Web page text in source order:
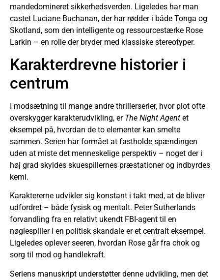
mandedomineret sikkerhedsverden. Ligeledes har man
castet Luciane Buchanan, der har rødder i både Tonga og
Skotland, som den intelligente og ressourcestærke Rose
Larkin – en rolle der bryder med klassiske stereotyper.
Karakterdrevne historier i
centrum
I modsætning til mange andre thrillerserier, hvor plot ofte
overskygger karakterudvikling, er The Night Agent et
eksempel på, hvordan de to elementer kan smelte
sammen. Serien har formået at fastholde spændingen
uden at miste det menneskelige perspektiv – noget der i
høj grad skyldes skuespillernes præstationer og indbyrdes
kemi.
Karaktererne udvikler sig konstant i takt med, at de bliver
udfordret – både fysisk og mentalt. Peter Sutherlands
forvandling fra en relativt ukendt FBI-agent til en
nøglespiller i en politisk skandale er et centralt eksempel.
Ligeledes oplever seeren, hvordan Rose går fra chok og
sorg til mod og handlekraft.
Seriens manuskript understøtter denne udvikling, men det